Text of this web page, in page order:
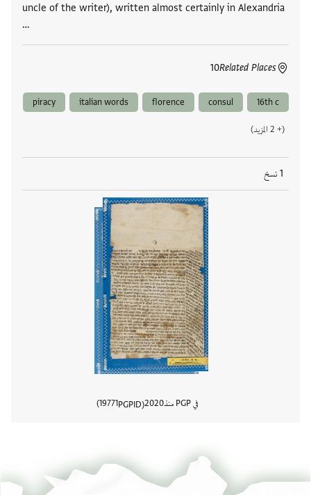
uncle of the writer), written almost certainly in Alexandria
…
Related Places
10
16th c
consul
florence
italian words
piracy
(+ 2 المزيد)
1 نسخ
في PGP منذ 2020
PGPID
19771